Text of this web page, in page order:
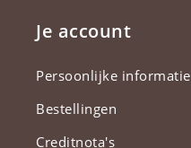
Je account
Persoonlijke informatie
Bestellingen
Creditnota's